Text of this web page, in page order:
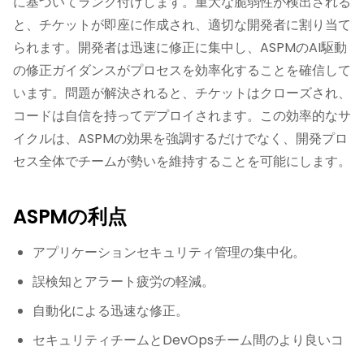
と、チケットが即座に作成され、適切な開発者に割り当て
られます。開発者は迅速に修正に集中し、ASPMのAI駆動
の修正ガイダンスがプロセスを効率化することを確信して
います。問題が解決されると、チケットはクローズされ、
コードは自信を持ってデプロイされます。この効率的なサ
イクルは、ASPMの効果を強調するだけでなく、開発プロ
セス全体でチームが勢いを維持することを可能にします。
ASPMの利点
アプリケーションセキュリティ管理の集中化。
誤検知とアラート疲労の軽減。
自動化による迅速な修正。
セキュリティチームとDevOpsチーム間のより良いコ